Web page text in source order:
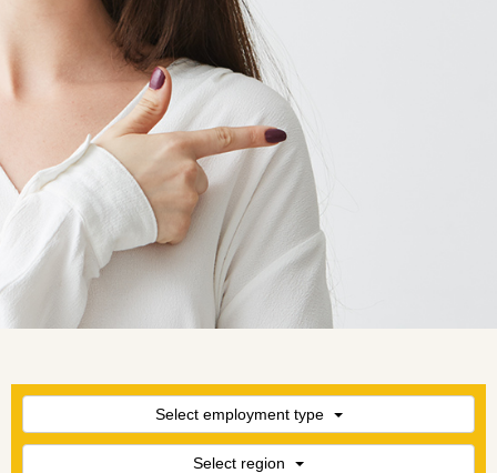
Select employment type
Select region